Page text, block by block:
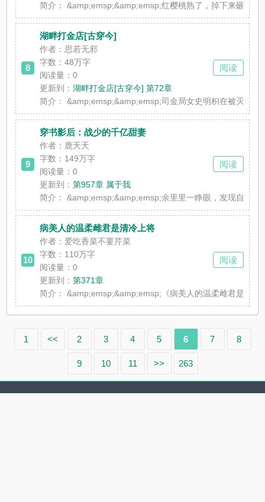
简介：
&amp;emsp;&amp;emsp;红樱桃熟了，掉下来砸中
8
湖畔打金店[古穿今]
作者：思若无邪
字数：48万字
阅读量：0
更新到：湖畔打金店[古穿今] 第72章
简介：
&amp;emsp;&amp;emsp;司金局女史明枳在被灭口
阅读
9
穿书影后：战少的千亿甜妻
作者：鹿夭夭
字数：149万字
阅读量：0
更新到：第957章 属于我
简介：
&amp;emsp;&amp;emsp;余里里一睁眼，发现自己
阅读
10
病美人的温柔雌君是清冷上将
作者：爱吃香菜不要芹菜
字数：110万字
阅读量：0
更新到：第371章
简介：
&amp;emsp;&amp;emsp;《病美人的温柔雌君是
阅读
1 << 2 3 4 5 6 7 8
9 10 11 >> 263